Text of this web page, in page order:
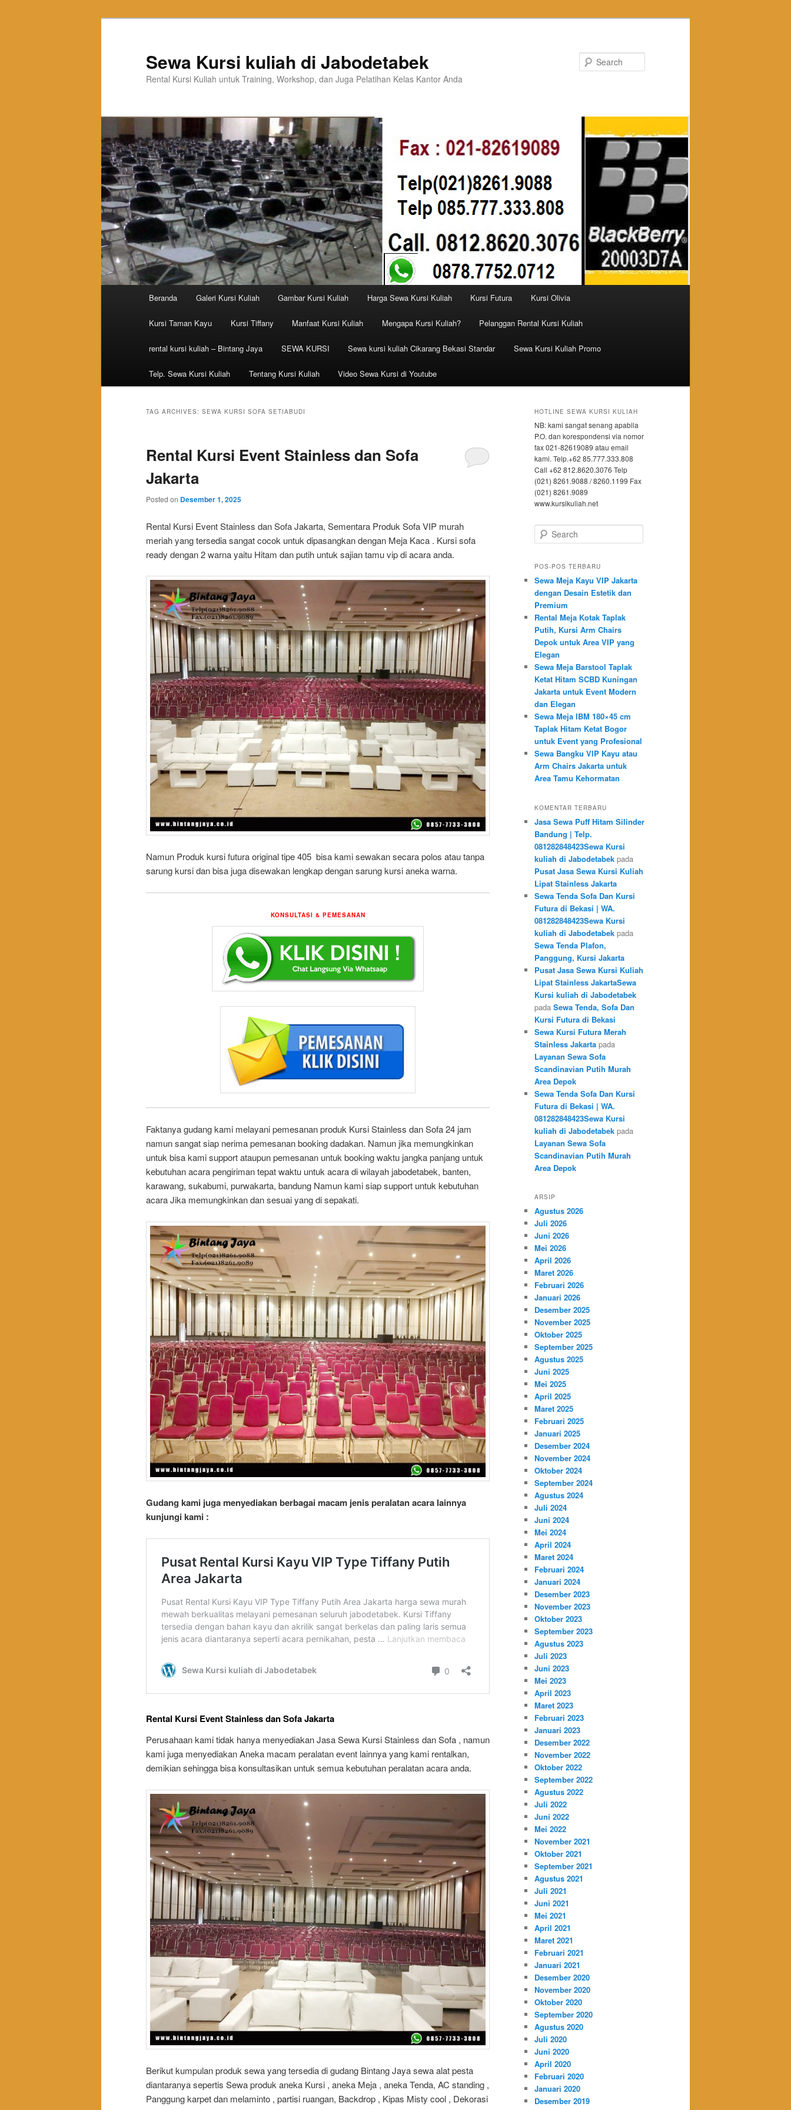
Sewa Kursi kuliah di Jabodetabek
Rental Kursi Kuliah untuk Training, Workshop, dan Juga Pelatihan Kelas Kantor Anda
Skip to primary content
Skip to secondary content
Beranda Galeri Kursi Kuliah Gambar Kursi Kuliah Harga Sewa Kursi Kuliah Kursi Futura Kursi Olivia
Kursi Taman Kayu Kursi Tiffany Manfaat Kursi Kuliah Mengapa Kursi Kuliah? Pelanggan Rental Kursi Kuliah
rental kursi kuliah – Bintang Jaya SEWA KURSI Sewa kursi kuliah Cikarang Bekasi Standar Sewa Kursi Kuliah Promo
Telp. Sewa Kursi Kuliah Tentang Kursi Kuliah Video Sewa Kursi di Youtube
TAG ARCHIVES: SEWA KURSI SOFA SETIABUDI
Rental Kursi Event Stainless dan Sofa
Jakarta
Posted on Desember 1, 2025
Rental Kursi Event Stainless dan Sofa Jakarta, Sementara Produk Sofa VIP murah
meriah yang tersedia sangat cocok untuk dipasangkan dengan Meja Kaca . Kursi sofa
ready dengan 2 warna yaitu Hitam dan putih untuk sajian tamu vip di acara anda.
Namun Produk kursi futura original tipe 405 bisa kami sewakan secara polos atau tanpa
sarung kursi dan bisa juga disewakan lengkap dengan sarung kursi aneka warna.
KONSULTASI & PEMESANAN
Faktanya gudang kami melayani pemesanan produk Kursi Stainless dan Sofa 24 jam
namun sangat siap nerima pemesanan booking dadakan. Namun jika memungkinkan
untuk bisa kami support ataupun pemesanan untuk booking waktu jangka panjang untuk
kebutuhan acara pengiriman tepat waktu untuk acara di wilayah jabodetabek, banten,
karawang, sukabumi, purwakarta, bandung Namun kami siap support untuk kebutuhan
acara Jika memungkinkan dan sesuai yang di sepakati.
Gudang kami juga menyediakan berbagai macam jenis peralatan acara lainnya
kunjungi kami :
Rental Kursi Event Stainless dan Sofa Jakarta
Perusahaan kami tidak hanya menyediakan Jasa Sewa Kursi Stainless dan Sofa , namun
kami juga menyediakan Aneka macam peralatan event lainnya yang kami rentalkan,
demikian sehingga bisa konsultasikan untuk semua kebutuhan peralatan acara anda.
Berikut kumpulan produk sewa yang tersedia di gudang Bintang Jaya sewa alat pesta
diantaranya sepertis Sewa produk aneka Kursi , aneka Meja , aneka Tenda, AC standing ,
Panggung karpet dan melaminto , partisi ruangan, Backdrop , Kipas Misty cool , Dekorasi
HOTLINE SEWA KURSI KULIAH
NB: kami sangat senang apabila
P.O. dan korespondensi via nomor
fax 021-82619089 atau email
kami. Telp.+62 85.777.333.808
Call +62 812.8620.3076 Telp
(021) 8261.9088 / 8260.1199 Fax
(021) 8261.9089
www.kursikuliah.net
Search
POS-POS TERBARU
Sewa Meja Kayu VIP Jakarta
dengan Desain Estetik dan
Premium
Rental Meja Kotak Taplak
Putih, Kursi Arm Chairs
Depok untuk Area VIP yang
Elegan
Sewa Meja Barstool Taplak
Ketat Hitam SCBD Kuningan
Jakarta untuk Event Modern
dan Elegan
Sewa Meja IBM 180×45 cm
Taplak Hitam Ketat Bogor
untuk Event yang Profesional
Sewa Bangku VIP Kayu atau
Arm Chairs Jakarta untuk
Area Tamu Kehormatan
KOMENTAR TERBARU
Jasa Sewa Puff Hitam Silinder
Bandung | Telp.
081282848423Sewa Kursi
kuliah di Jabodetabek pada
Pusat Jasa Sewa Kursi Kuliah
Lipat Stainless Jakarta
Sewa Tenda Sofa Dan Kursi
Futura di Bekasi | WA.
081282848423Sewa Kursi
kuliah di Jabodetabek pada
Sewa Tenda Plafon,
Panggung, Kursi Jakarta
Pusat Jasa Sewa Kursi Kuliah
Lipat Stainless JakartaSewa
Kursi kuliah di Jabodetabek
pada Sewa Tenda, Sofa Dan
Kursi Futura di Bekasi
Sewa Kursi Futura Merah
Stainless Jakarta pada
Layanan Sewa Sofa
Scandinavian Putih Murah
Area Depok
Sewa Tenda Sofa Dan Kursi
Futura di Bekasi | WA.
081282848423Sewa Kursi
kuliah di Jabodetabek pada
Layanan Sewa Sofa
Scandinavian Putih Murah
Area Depok
ARSIP
Agustus 2026
Juli 2026
Juni 2026
Mei 2026
April 2026
Maret 2026
Februari 2026
Januari 2026
Desember 2025
November 2025
Oktober 2025
September 2025
Agustus 2025
Juni 2025
Mei 2025
April 2025
Maret 2025
Februari 2025
Januari 2025
Desember 2024
November 2024
Oktober 2024
September 2024
Agustus 2024
Juli 2024
Juni 2024
Mei 2024
April 2024
Maret 2024
Februari 2024
Januari 2024
Desember 2023
November 2023
Oktober 2023
September 2023
Agustus 2023
Juli 2023
Juni 2023
Mei 2023
April 2023
Maret 2023
Februari 2023
Januari 2023
Desember 2022
November 2022
Oktober 2022
September 2022
Agustus 2022
Juli 2022
Juni 2022
Mei 2022
November 2021
Oktober 2021
September 2021
Agustus 2021
Juli 2021
Juni 2021
Mei 2021
April 2021
Maret 2021
Februari 2021
Januari 2021
Desember 2020
November 2020
Oktober 2020
September 2020
Agustus 2020
Juli 2020
Juni 2020
April 2020
Februari 2020
Januari 2020
Desember 2019